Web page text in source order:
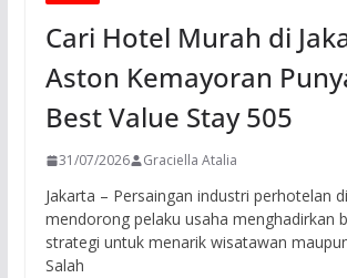
Cari Hotel Murah di
Aston Kemayoran
Best Value Stay 505
31/07/2026 Graciella Atalia
Jakarta – Persaingan industri perhotelan
mendorong pelaku usaha menghadirkan
strategi untuk menarik wisatawan
Salah